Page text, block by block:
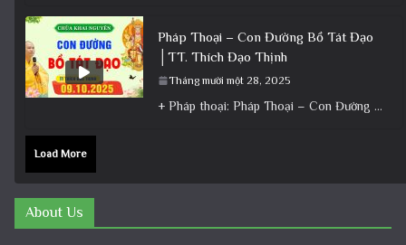
Pháp Thoại – Con Đường Bồ Tát Đạo
│TT. Thích Đạo Thịnh
Tháng mười một 28, 2025
+ Pháp thoại: Pháp Thoại – Con Đường Bồ Tát Đạo │TT. Thích Đạo Thịnh + Album: Pháp Thoại +
Load More
About Us